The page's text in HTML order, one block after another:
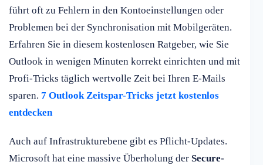
führt oft zu Fehlern in den Kontoeinstellungen oder
Problemen bei der Synchronisation mit Mobilgeräten.
Erfahren Sie in diesem kostenlosen Ratgeber, wie Sie
Outlook in wenigen Minuten korrekt einrichten und mit
Profi-Tricks täglich wertvolle Zeit bei Ihren E-Mails
sparen. 7 Outlook Zeitspar-Tricks jetzt kostenlos
entdecken
Auch auf Infrastrukturebene gibt es Pflicht-Updates.
Microsoft hat eine massive Überholung der Secure-